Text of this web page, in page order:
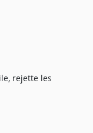
rejette les